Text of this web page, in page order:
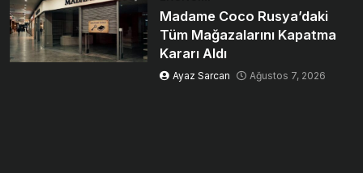
Madame Coco Rusya’daki
Tüm Mağazalarını Kapatma
Kararı Aldı
Ayaz Sarcan Ağustos 7, 2026